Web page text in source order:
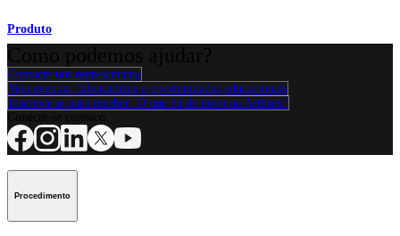
Produto
Contacte um representante
Veja eventos, laboratórios e oportunidades educacionais
Inscreva-se para receber: O que há de novo na Arthrex?
Procedimento